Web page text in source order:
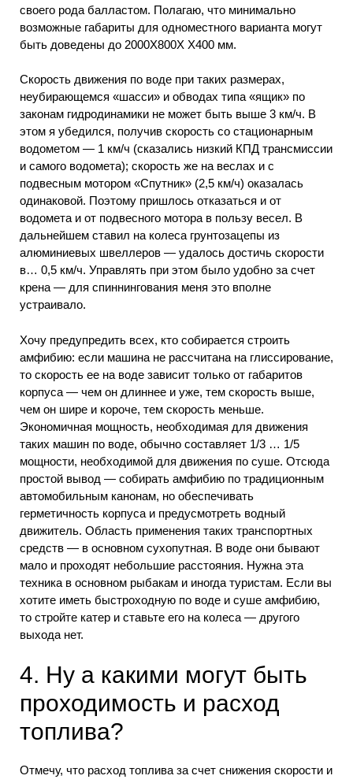
своего рода балластом. Полагаю, что минимально
возможные габариты для одноместного варианта могут
быть доведены до 2000Х800Х Х400 мм.
Скорость движения по воде при таких размерах,
неубирающемся «шасси» и обводах типа «ящик» по
законам гидродинамики не может быть выше 3 км/ч. В
этом я убедился, получив скорость со стационарным
водометом — 1 км/ч (сказались низкий КПД трансмиссии
и самого водомета); скорость же на веслах и с
подвесным мотором «Спутник» (2,5 км/ч) оказалась
одинаковой. Поэтому пришлось отказаться и от
водомета и от подвесного мотора в пользу весел. В
дальнейшем ставил на колеса грунтозацепы из
алюминиевых швеллеров — удалось достичь скорости
в… 0,5 км/ч. Управлять при этом было удобно за счет
крена — для спиннингования меня это вполне
устраивало.
Хочу предупредить всех, кто собирается строить
амфибию: если машина не рассчитана на глиссирование,
то скорость ее на воде зависит только от габаритов
корпуса — чем он длиннее и уже, тем скорость выше,
чем он шире и короче, тем скорость меньше.
Экономичная мощность, необходимая для движения
таких машин по воде, обычно составляет 1/3 … 1/5
мощности, необходимой для движения по суше. Отсюда
простой вывод — собирать амфибию по традиционным
автомобильным канонам, но обеспечивать
герметичность корпуса и предусмотреть водный
движитель. Область применения таких транспортных
средств — в основном сухопутная. В воде они бывают
мало и проходят небольшие расстояния. Нужна эта
техника в основном рыбакам и иногда туристам. Если вы
хотите иметь быстроходную по воде и суше амфибию,
то стройте катер и ставьте его на колеса — другого
выхода нет.
4. Ну а какими могут быть
проходимость и расход
топлива?
Отмечу, что расход топлива за счет снижения скорости и